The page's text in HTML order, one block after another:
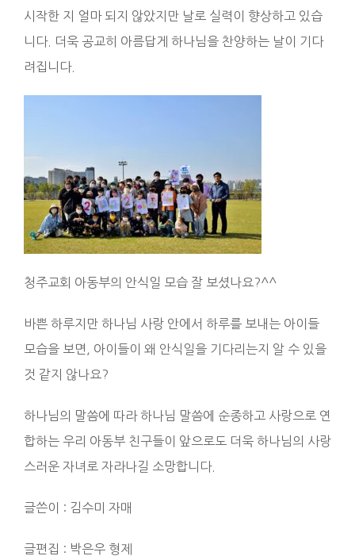
시작한 지 얼마 되지 않았지만 날로 실력이 향상하고 있습
니다. 더욱 공교히 아름답게 하나님을 찬양하는 날이 기다
려집니다.
청주교회 아동부의 안식일 모습 잘 보셨나요?^^
바쁜 하루지만 하나님 사랑 안에서 하루를 보내는 아이들
모습을 보면, 아이들이 왜 안식일을 기다리는지 알 수 있을
것 같지 않나요?
하나님의 말씀에 따라 하나님 말씀에 순종하고 사랑으로 연
합하는 우리 아동부 친구들이 앞으로도 더욱 하나님의 사랑
스러운 자녀로 자라나길 소망합니다.
글쓴이 : 김수미 자매
글편집 : 박은우 형제